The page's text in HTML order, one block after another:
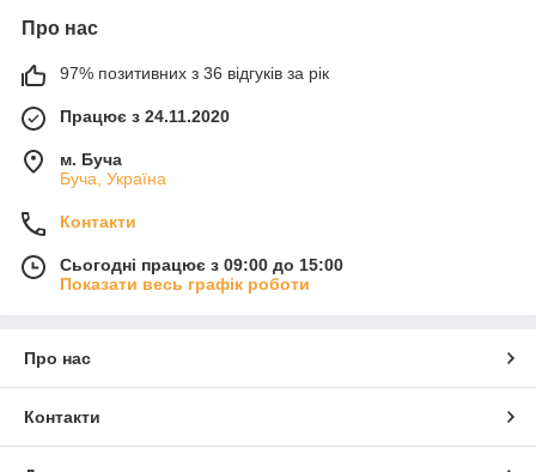
Про нас
97% позитивних з 36 відгуків за рік
Працює з 24.11.2020
м. Буча
Буча, Україна
Контакти
Сьогодні працює з 09:00 до 15:00
Показати весь графік роботи
Про нас
Контакти